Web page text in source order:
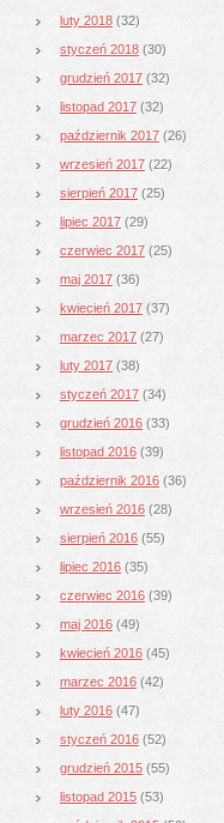
luty 2018 (32)
styczeń 2018 (30)
grudzień 2017 (32)
listopad 2017 (32)
październik 2017 (26)
wrzesień 2017 (22)
sierpień 2017 (25)
lipiec 2017 (29)
czerwiec 2017 (25)
maj 2017 (36)
kwiecień 2017 (37)
marzec 2017 (27)
luty 2017 (38)
styczeń 2017 (34)
grudzień 2016 (33)
listopad 2016 (39)
październik 2016 (36)
wrzesień 2016 (28)
sierpień 2016 (55)
lipiec 2016 (35)
czerwiec 2016 (39)
maj 2016 (49)
kwiecień 2016 (45)
marzec 2016 (42)
luty 2016 (47)
styczeń 2016 (52)
grudzień 2015 (55)
listopad 2015 (53)